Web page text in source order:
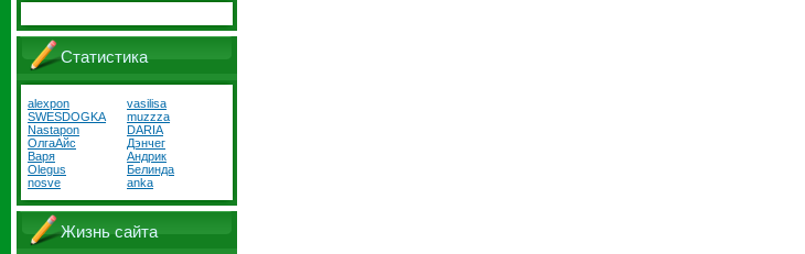
Статистика
alexpon
vasilisa
SWESDOGKA
muzzza
Nastapon
DARIA
ОлгаАйс
Дэнчег
Варя
Андрик
Olegus
Белинда
nosve
anka
Жизнь сайта